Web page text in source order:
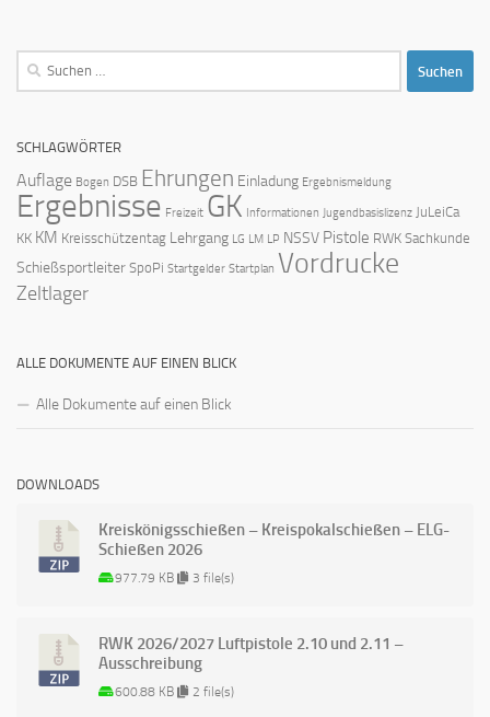
Suchen
nach:
SCHLAGWÖRTER
Auflage Bogen DSB Ehrungen Einladung Ergebnismeldung
Ergebnisse Freizeit GK Informationen Jugendbasislizenz JuLeiCa
KK KM Kreisschützentag Lehrgang LG LM LP NSSV Pistole RWK Sachkunde
Schießsportleiter SpoPi Startgelder Startplan Vordrucke
Zeltlager
ALLE DOKUMENTE AUF EINEN BLICK
Alle Dokumente auf einen Blick
DOWNLOADS
Kreiskönigsschießen – Kreispokalschießen – ELG-
Schießen 2026
977.79 KB 3 file(s)
RWK 2026/2027 Luftpistole 2.10 und 2.11 –
Ausschreibung
600.88 KB 2 file(s)